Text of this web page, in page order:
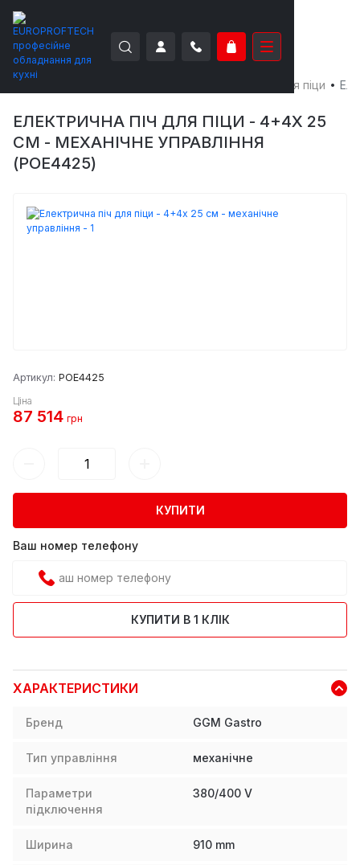
EUROPROFTECH Печі для піци
ЕЛЕКТРИЧНА ПІЧ ДЛЯ ПІЦИ - 4+4X 25
СМ - МЕХАНІЧНЕ УПРАВЛІННЯ
(POE4425)
Артикул: POE4425
Ціна
87 514 грн
КУПИТИ
Ваш номер телефону
КУПИТИ В 1 КЛІК
ХАРАКТЕРИСТИКИ
Бренд GGM Gastro
Тип управління механічне
Параметри
підключення
380/400 V
Ширина 910 mm